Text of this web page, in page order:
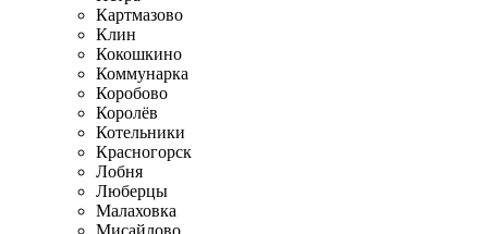
Картмазово
Клин
Кокошкино
Коммунарка
Коробово
Королёв
Котельники
Красногорск
Лобня
Люберцы
Малаховка
Мисайлово